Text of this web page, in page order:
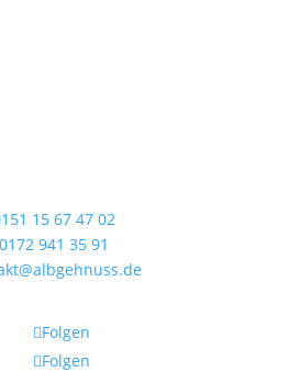
15 67 47 02
0172 941 35 91
Folgen
Folgen